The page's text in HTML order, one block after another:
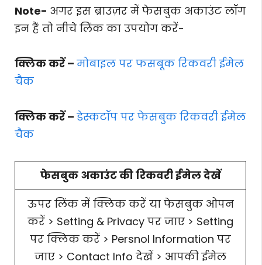
Note- अगर इस ब्राउज़र में फेसबुक अकाउंट लॉग
इन हैं तो नीचे लिंक का उपयोग करें-
क्लिक करें – मोबाइल पर फसबूक रिकवरी ईमेल
चैक
क्लिक करें – डेस्कटॉप पर फेसबुक रिकवरी ईमेल
चैक
फेसबुक अकाउंट की रिकवरी ईमेल देखें
ऊपर लिंक में क्लिक करें या फेसबुक ओपन
करें > Setting & Privacy पर जाए > Setting
पर क्लिक करें > Persnol Information पर
जाए > Contact Info देखें > आपकी ईमेल